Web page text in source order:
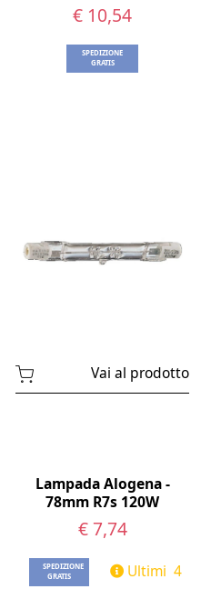
€ 10,54
SPEDIZIONE
GRATIS
Vai al prodotto
Lampada Alogena -
78mm R7s 120W
€ 7,74
SPEDIZIONE
GRATIS
Ultimi 4